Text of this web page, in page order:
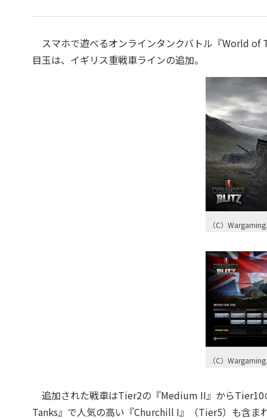
スマホで遊べるオンラインタンクバトル『World
目玉は、イギリス重戦車ラインの追加。
（C）
（C）
追加された戦車はTier2の『Medium II』からTier10
Tanks』で人気の高い『Churchill I』（Tier5）も含ま